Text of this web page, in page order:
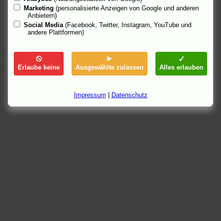
Marketing (personalisierte Anzeigen von Google und anderen
Anbietern)
Social Media (Facebook, Twitter, Instagram, YouTube und
andere Plattformen)
Erlaube keine Ausgewählte zulassen Alles erlauben
Impressum Datenschutz